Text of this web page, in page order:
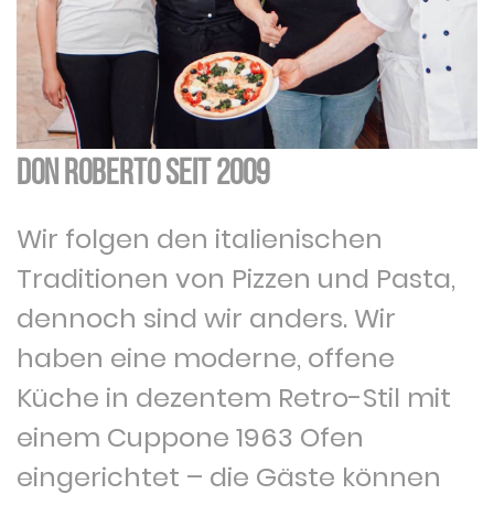
DON ROBERTO seit 2009
Wir folgen den italienischen
Traditionen von Pizzen und Pasta,
dennoch sind wir anders. Wir
haben eine moderne, offene
Küche in dezentem Retro-Stil mit
einem Cuppone 1963 Ofen
eingerichtet – die Gäste können